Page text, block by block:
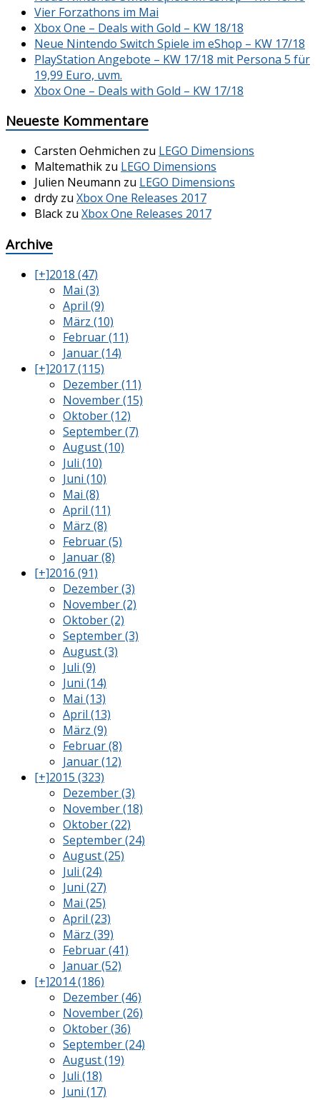
Vier Forzathons im Mai
Xbox One – Deals with Gold – KW 18/18
Neue Nintendo Switch Spiele im eShop – KW 17/18
PlayStation Angebote – KW 17/18 mit Persona 5 für
19,99 Euro, uvm.
Xbox One – Deals with Gold – KW 17/18
Neueste Kommentare
Carsten Oehmichen zu LEGO Dimensions
Maltemathik zu LEGO Dimensions
Julien Neumann zu LEGO Dimensions
drdy zu Xbox One Releases 2017
Black zu Xbox One Releases 2017
Archive
[+]2018 (47)
Mai (3)
April (9)
März (10)
Februar (11)
Januar (14)
[+]2017 (115)
Dezember (11)
November (15)
Oktober (12)
September (7)
August (10)
Juli (10)
Juni (10)
Mai (8)
April (11)
März (8)
Februar (5)
Januar (8)
[+]2016 (91)
Dezember (3)
November (2)
Oktober (2)
September (3)
August (3)
Juli (9)
Juni (14)
Mai (13)
April (13)
März (9)
Februar (8)
Januar (12)
[+]2015 (323)
Dezember (3)
November (18)
Oktober (22)
September (24)
August (25)
Juli (24)
Juni (27)
Mai (25)
April (23)
März (39)
Februar (41)
Januar (52)
[+]2014 (186)
Dezember (46)
November (26)
Oktober (36)
September (24)
August (19)
Juli (18)
Juni (17)